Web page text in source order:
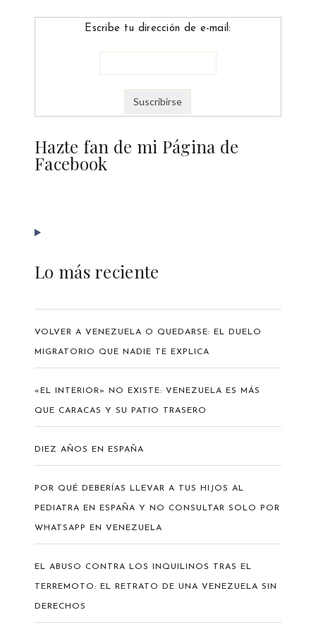
Escribe tu dirección de e-mail:
Hazte fan de mi Página de
Facebook
Lo más reciente
VOLVER A VENEZUELA O QUEDARSE: EL DUELO
MIGRATORIO QUE NADIE TE EXPLICA
«EL INTERIOR» NO EXISTE: VENEZUELA ES MÁS
QUE CARACAS Y SU PATIO TRASERO
DIEZ AÑOS EN ESPAÑA
POR QUÉ DEBERÍAS LLEVAR A TUS HIJOS AL
PEDIATRA EN ESPAÑA Y NO CONSULTAR SOLO POR
WHATSAPP EN VENEZUELA
EL ABUSO CONTRA LOS INQUILINOS TRAS EL
TERREMOTO: EL RETRATO DE UNA VENEZUELA SIN
DERECHOS